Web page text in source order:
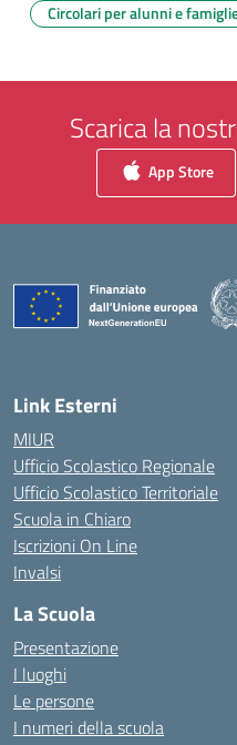
Circolari per alunni e
Scarica la
App Store
Link Esterni
MIUR
Ufficio Scolastico Regionale
Ufficio Scolastico Territoriale
Scuola in Chiaro
Iscrizioni On Line
Invalsi
La Scuola
Presentazione
I luoghi
Le persone
I numeri della scuola